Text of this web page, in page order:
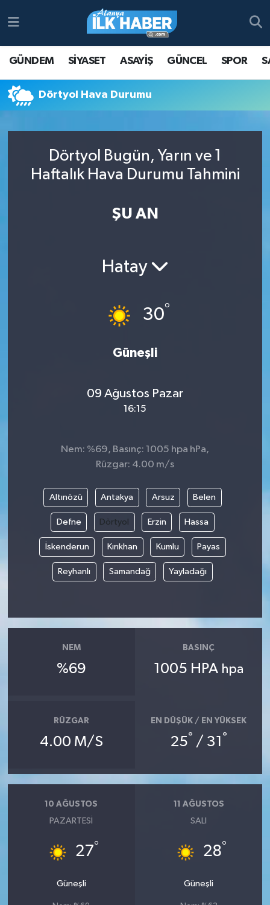
GÜNDEM SİYASET ASAYİŞ GÜNCEL SPOR
Dörtyol Hava Durumu
Dörtyol Bugün, Yarın ve 1
Haftalık Hava Durumu Tahmini
ŞU AN
Hatay
30°
Güneşli
09 Ağustos Pazar
16:15
Nem: %69, Basınç: 1005 hpa hPa,
Rüzgar: 4.00 m/s
Altınözü Antakya Arsuz Belen
Defne Dörtyol Erzin Hassa
İskenderun Kırıkhan Kumlu Payas
Reyhanlı Samandağ Yayladağı
NEM
%69
BASINÇ
1005 HPA hpa
RÜZGAR
4.00 M/S
EN DÜŞÜK / EN YÜKSEK
25° / 31 °
10 AĞUSTOS
PAZARTESI
27°
Güneşli
11 AĞUSTOS
SALI
28°
Güneşli
Antalya Nöbetçi Eczaneler
Süper Lig Puan Durumu ve Fikstür